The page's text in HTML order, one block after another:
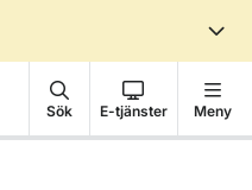
Sök E-tjänster Meny